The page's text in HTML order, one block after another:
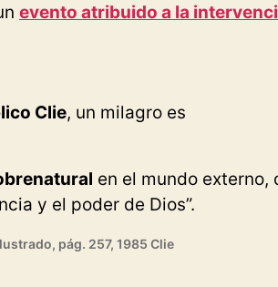
evento atribuido a la
Clie, un milagro es
en el mundo
y el poder de Dios”.
pág. 257, 1985 Clie